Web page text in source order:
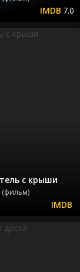
7.0
с крыши
(фильм)